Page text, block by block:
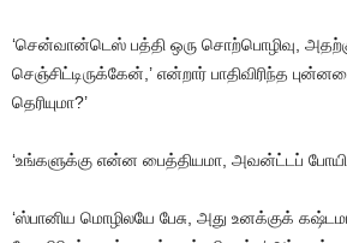
‘சென்வான்டெஸ் பத்தி ஒரு சொற்பொழிவு
செஞ்சிட்டிருக்கேன் ,’ என்றார் பாதிவிரிந்த
தெரியுமா?’
‘உங்களுக்கு என்ன பைத்தியமா அவன்ட்டப் போயி
‘ஸ்பானிய மொழிலயே பேசு அது உனக்குக்